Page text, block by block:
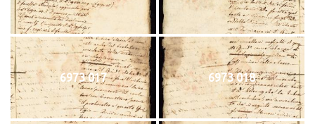
6973 017 6973 018